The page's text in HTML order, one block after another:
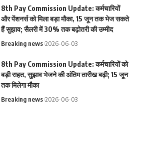
8th Pay Commission Update: कर्मचारियों
और पेंशनर्स को मिला बड़ा मौका, 15 जून तक भेज सकते
हैं सुझाव; सैलरी में 30% तक बढ़ोतरी की उम्मीद
Breaking news 2026-06-03
8th Pay Commission Update: कर्मचारियों को
बड़ी राहत, सुझाव भेजने की अंतिम तारीख बढ़ी; 15 जून
तक मिलेगा मौका
Breaking news 2026-06-03